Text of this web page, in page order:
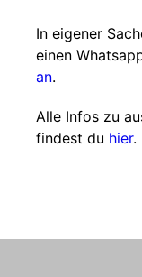
In eigener
einen
an.
Alle Infos zu
findest du hier.